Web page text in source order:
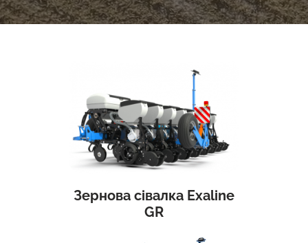
Зернова сівалка Exaline
GR